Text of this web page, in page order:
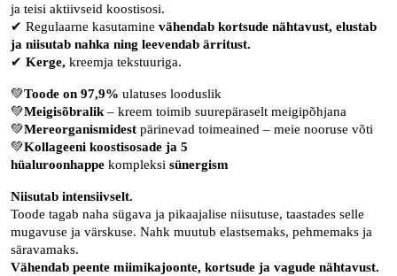
ja teisi aktiivseid koostisosi.
✔ Regulaarne kasutamine vähendab kortsude nähtavust, elustab
ja niisutab nahka ning leevendab ärritust.
✔ Kerge, kreemja tekstuuriga.
💚Toode on 97,9% ulatuses looduslik
💚Meigisõbralik– kreem toimib suurepäraselt meigipõhjana
💚Mereorganismidest pärinevad toimeained – meie nooruse võti
💚Kollageeni koostisosade ja 5
hüaluroonhappe kompleksi sünergism
Niisutab intensiivselt.
Toode tagab naha sügava ja pikaajalise niisutuse, taastades selle
mugavuse ja värskuse. Nahk muutub elastsemaks, pehmemaks ja
säravamaks.
Vähendab peente miimikajoonte, kortsude ja vagude nähtavust.